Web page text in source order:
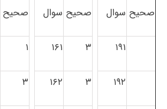
صحیح سوال
صحیح سوال
صحیح
۱۹۱ ۳ ۱۶۱ ۱
۱۹۲ ۳ ۱۶۲ ۳